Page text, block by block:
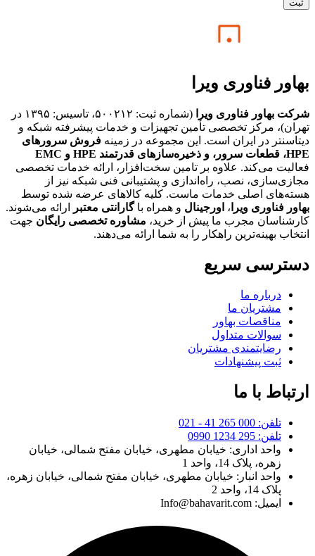
بهاور فناوری ویرا
شرکت بهاور فناوری ویرا
(شماره ثبت: ۵۰۰۲۱۲، تاسیس: ۱۳۹۵ در
تهران)، مرکز تخصصی تأمین تجهیزات و خدمات پیشرفته شبکه و
دیتاسنتر در ایران است. این مجموعه در زمینه فروش سرورهای
HPE، قطعات سرور، و ذخیره‌سازهای قدرتمند HPE و EMC
فعالیت می‌کند. علاوه بر تامین سخت‌افزار، ارائه خدمات تخصصی
مجازی‌سازی، نصب، راه‌اندازی و پشتیبانی فنی شبکه نیز از
هسته‌های اصلی خدمات ماست. کلیه کالاهای عرضه شده توسط
بهاور فناوری ویرا ، اورجینال و همراه باگارانتی معتبر
ارائه می‌شوند.
کارشناسان مجرب ما پیش از خرید، مشاوره تخصصی رایگان جهت
انتخاب بهینه‌ترین راهکار را به شما ارائه می‌دهند.
دسترسی سریع
درباره ما
مشتریان ما
مناقصات بهاور
سوالات متداول
رضایتمندی مشتریان
ثبت پیشنهادات
ارتباط با ما
تلفن: 000 265 41 - 021
تلفن: 295 1234 0990
واحد اداری: خیابان مطهری، خیابان مفتح شمالی، خیابان
زهره، پلاک 14، واحد 1
واحد انبار: خیابان مطهری، خیابان مفتح شمالی، خیابان زهره،
پلاک 14، واحد 2
ایمیل: Info@bahavarit.com